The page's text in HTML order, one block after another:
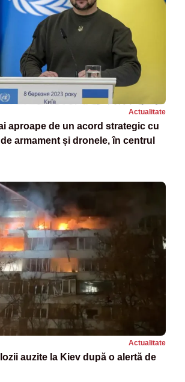
Actualitate
aproape de un acord strategic cu
armament și dronele, în centrul
Actualitate
auzite la Kiev după o alertă de